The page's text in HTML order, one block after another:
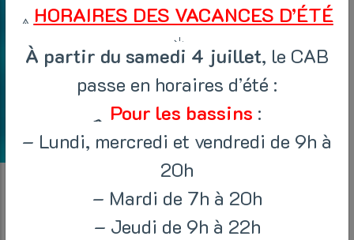
HORAIRES DES VACANCES D’ÉTÉ
À partir du samedi 4 juillet, le CAB
passe en horaires d’été :
Pour les bassins :
– Lundi, mercredi et vendredi de 9h à
20h
– Mardi de 7h à 20h
– Jeudi de 9h à 22h